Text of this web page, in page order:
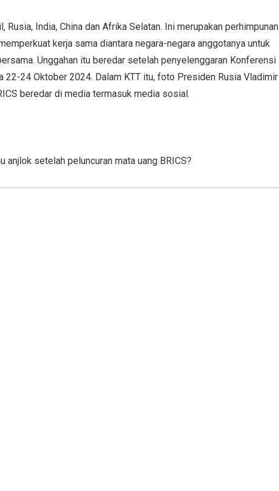
Rusia, India, China dan Afrika Selatan. Ini merupakan perhimpunan
kerja sama diantara negara-negara anggotanya untuk
Unggahan itu beredar setelah penyelenggaran Konferensi
22-24 Oktober 2024. Dalam KTT itu, foto Presiden Rusia Vladimir
beredar di media termasuk media sosial.
anjlok setelah peluncuran mata uang BRICS?